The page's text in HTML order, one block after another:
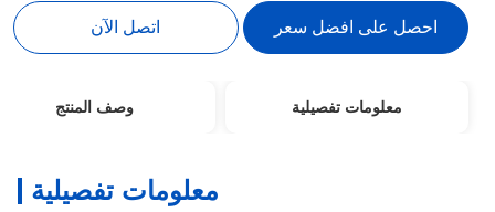
احصل على افضل سعر اتصل الآن
معلومات تفصيلية وصف المنتج
معلومات تفصيلية